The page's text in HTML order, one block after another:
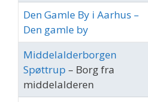
Den Gamle By i Aarhus –
Den gamle by
Middelalderborgen
Spøttrup – Borg fra
middelalderen